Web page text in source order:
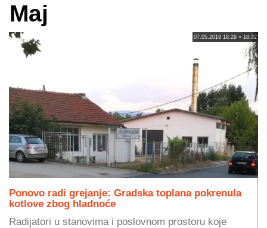
Maj
07.05.2019 18:29 » 18:32
Ponovo radi grejanje: Gradska toplana pokrenula
kotlove zbog hladnoće
Radijatori u stanovima i poslovnom prostoru koje